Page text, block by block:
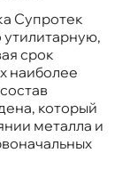
Супротек
утилитарную,
срок
наиболее
соста
который
металла и